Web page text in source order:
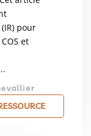
pour
et